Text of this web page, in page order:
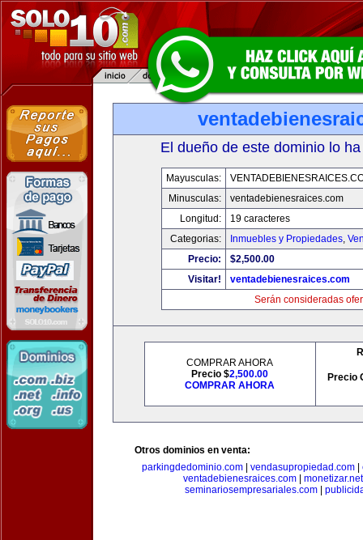
El dueño de este dominio lo
Mayusculas:
Minusculas:
ventadebienesraices.com
Longitud:
19 caracteres
Categorias:
Inmuebles y Propiedades,
Precio:
$2,500.00
Visitar!
ventadebienesraices.com
Serán consideradas
COMPRAR AHORA
Precio $2,500.00
COMPRAR AHORA
Precio
Otros dominios en venta:
parkingdedominio.com| vendasupropiedad.com|
ventadebienesraices.com
monetizar.net
seminariosempresariales.com